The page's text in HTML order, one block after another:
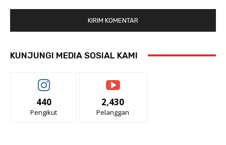
KUNJUNGI MEDIA SOSIAL KAMI
440
Pengikut
2,430
Pelanggan